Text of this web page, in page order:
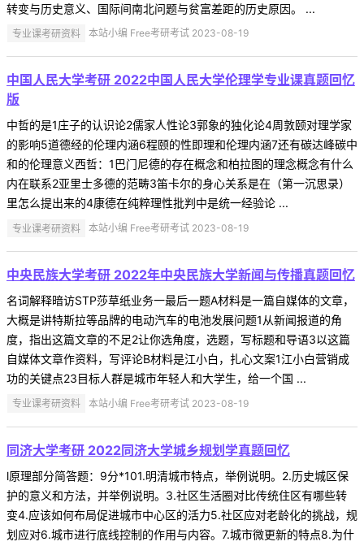
转变与历史意义、国际间南北问题与贫富差距的历史原因。 ...
专业课考研资料 本站小编 Free考研考试 2023-08-19
中国人民大学考研 2022中国人民大学伦理学专业课真题回忆
版
中哲的是1庄子的认识论2儒家人性论3郭象的独化论4周敦颐对理学家
的影响5道德经的伦理内涵6程颐的性即理和伦理内涵7还有碳达峰碳中
和的伦理意义西哲：1巴门尼德的存在概念和柏拉图的理念概念有什么
内在联系2亚里士多德的范畴3笛卡尔的身心关系是在（第一沉思录）
里怎么提出来的4康德在纯粹理性批判中是统一经验论 ...
专业课考研资料 本站小编 Free考研考试 2023-08-19
中央民族大学考研 2022年中央民族大学新闻与传播真题回忆
名词解释暗访STP莎草纸业务一最后一题A材料是一篇自媒体的文章，
大概是讲特斯拉等品牌的电动汽车的电池发展问题1从新闻报道的角
度，指出这篇文章的不足2让你选角度，选题，写标题和导语3以这篇
自媒体文章作资料，写评论B材料是江小白，扎心文案1江小白营销成
功的关键点23目标人群是城市年轻人和大学生，给一个国 ...
专业课考研资料 本站小编 Free考研考试 2023-08-19
同济大学考研 2022同济大学城乡规划学真题回忆
l原理部分简答题：9分*101.明清城市特点，举例说明。2.历史城区保
护的意义和方法，并举例说明。3.社区生活圈对比传统住区有哪些转
变4.应该如何布局促进城市中心区的活力5.社区应对老龄化的挑战，规
划应对6.城市进行底线控制的作用与内容。7.城市微更新的特点8.为什